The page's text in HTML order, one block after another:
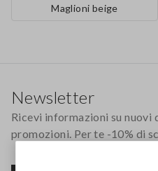
Maglioni beige
Newsletter
Ricevi informazioni su nuovi
promozioni. Per te -10% di